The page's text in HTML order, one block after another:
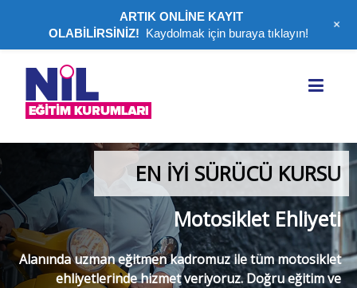
Nil
Eğitim
Lüleburgaz
Ehliyet
Belgesi,
SRC
EN İYİ SÜRÜCÜ KURSU
Motosiklet Ehliyeti
Alanında uzman eğitmen kadromuz ile tüm motosiklet
ehliyetlerinde hizmet veriyoruz. Doğru eğitim ve
ARTIK ONLİNE KAYIT
OLABİLİRSİNİZ! Kaydolmak için buraya tıklayın! +